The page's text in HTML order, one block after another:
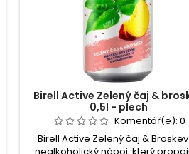
Birell Active Zelený čaj &
0,5l - plech
Komentář(e):0
Birell Active Zelený čaj &
nealkoholický nápoj, který